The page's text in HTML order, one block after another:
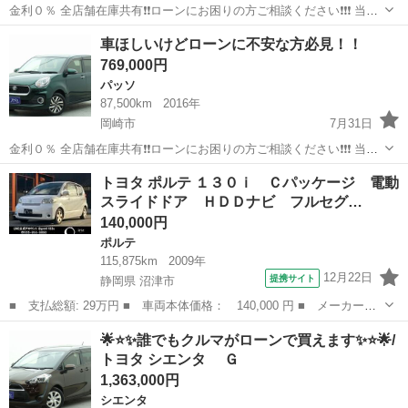
金利０％ 全店舗在庫共有❗️❗️ローンにお困りの方ご相談ください❗️❗️❗️ 当店
の自社ローンは 👉審査通過率95％❗️ さらに… 👉総額150万円までのお
車なら【頭金0円OK】✨ 「今は無理かも…」と...
ローン
車ほしいけどローンに不安な方必見！！
769,000円
パッソ
87,500km
2016年
岡崎市
7月31日
金利０％ 全店舗在庫共有❗️❗️ローンにお困りの方ご相談ください❗️❗️❗️ 当店
の自社ローンは 👉審査通過率95％❗️ さらに… 👉総額150万円までのお
車なら【頭金0円OK】✨ 「今は無理かも…」と...
愛知 岡崎市 パッソ
トヨタ ポルテ １３０ｉ Ｃパッケージ 電動
スライドドア ＨＤＤナビ フルセグ…
140,000円
ポルテ
115,875km
2009年
静岡県 沼津市
提携サイト 12月22日
■ 支払総額: 29万円 ■ 車両本体価格： 140,000 円 ■ メーカー
名： トヨタ ■ 車種名： ポルテ ■ グレード名： １３０ｉ Ｃ
パッケージ 電動スライドドア ＨＤＤナビ フルセグＴＶ ＥＴ
Ｃ ドライブレコー...
沼津市 ポルテ
🌟⭐️✨誰でもクルマがローンで買えます✨⭐️🌟/
トヨタ シエンタ Ｇ
1,363,000円
シエンタ